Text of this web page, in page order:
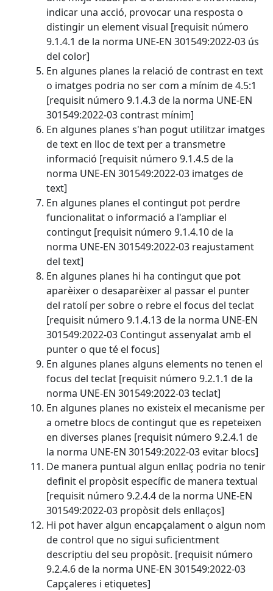
indicar una acció, provocar una resposta o
distingir un element visual [requisit número
9.1.4.1 de la norma UNE-EN 301549:2022-03 ús
del color]
En algunes planes la relació de contrast en text
o imatges podria no ser com a mínim de 4.5:1
[requisit número 9.1.4.3 de la norma UNE-EN
301549:2022-03 contrast mínim]
En algunes planes s'han pogut utilitzar imatges
de text en lloc de text per a transmetre
informació [requisit número 9.1.4.5 de la
norma UNE-EN 301549:2022-03 imatges de
text]
En algunes planes el contingut pot perdre
funcionalitat o informació a l'ampliar el
contingut [requisit número 9.1.4.10 de la
norma UNE-EN 301549:2022-03 reajustament
del text]
En algunes planes hi ha contingut que pot
aparèixer o desaparèixer al passar el punter
del ratolí per sobre o rebre el focus del teclat
[requisit número 9.1.4.13 de la norma UNE-EN
301549:2022-03 Contingut assenyalat amb el
punter o que té el focus]
En algunes planes alguns elements no tenen el
focus del teclat [requisit número 9.2.1.1 de la
norma UNE-EN 301549:2022-03 teclat]
En algunes planes no existeix el mecanisme per
a ometre blocs de contingut que es repeteixen
en diverses planes [requisit número 9.2.4.1 de
la norma UNE-EN 301549:2022-03 evitar blocs]
De manera puntual algun enllaç podria no tenir
definit el propòsit específic de manera textual
[requisit número 9.2.4.4 de la norma UNE-EN
301549:2022-03 propòsit dels enllaços]
Hi pot haver algun encapçalament o algun nom
de control que no sigui suficientment
descriptiu del seu propòsit. [requisit número
9.2.4.6 de la norma UNE-EN 301549:2022-03
Capçaleres i etiquetes]